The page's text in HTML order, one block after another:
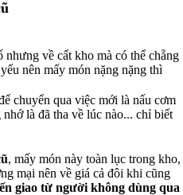
về cất kho mà có thể chẵng
nên mấy món nặng nặng thì
chuyển qua việc mới là nấu cơm
là đã tha về lúc nào... chỉ biết
, mấy món này toàn lục trong kho,
mại nên về giá cả đôi khi cũng
giao từ người không dùng qua